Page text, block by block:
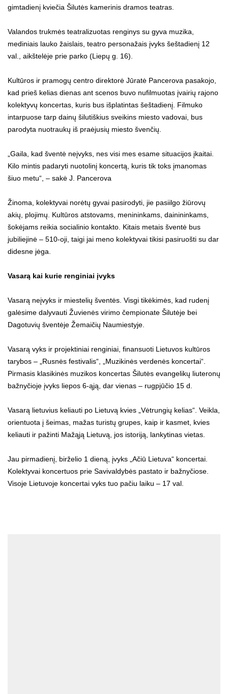
gimtadienį kviečia Šilutės kamerinis dramos teatras.
Valandos trukmės teatralizuotas renginys su gyva muzika,
mediniais lauko žaislais, teatro personažais įvyks šeštadienį 12
val., aikštelėje prie parko (Liepų g. 16).
Kultūros ir pramogų centro direktorė Jūratė Pancerova pasakojo,
kad prieš kelias dienas ant scenos buvo nufilmuotas įvairių rajono
kolektyvų koncertas, kuris bus išplatintas šeštadienį. Filmuko
intarpuose tarp dainų šilutiškius sveikins miesto vadovai, bus
parodyta nuotraukų iš praėjusių miesto švenčių.
„Gaila, kad šventė neįvyks, nes visi mes esame situacijos įkaitai.
Kilo mintis padaryti nuotolinį koncertą, kuris tik toks įmanomas
šiuo metu“, – sakė J. Pancerova
Žinoma, kolektyvai norėtų gyvai pasirodyti, jie pasiilgo žiūrovų
akių, plojimų. Kultūros atstovams, menininkams, dainininkams,
šokėjams reikia socialinio kontakto. Kitais metais šventė bus
jubiliejinė – 510-oji, taigi jai meno kolektyvai tikisi pasiruošti su dar
didesne jėga.
Vasarą kai kurie renginiai įvyks
Vasarą neįvyks ir miestelių šventės. Visgi tikėkimės, kad rudenį
galėsime dalyvauti Žuvienės virimo čempionate Šilutėje bei
Dagotuvių šventėje Žemaičių Naumiestyje.
Vasarą vyks ir projektiniai renginiai, finansuoti Lietuvos kultūros
tarybos – „Rusnės festivalis“, „Muzikinės verdenės koncertai“.
Pirmasis klasikinės muzikos koncertas Šilutės evangelikų liuteronų
bažnyčioje įvyks liepos 6-ąją, dar vienas – rugpjūčio 15 d.
Vasarą lietuvius keliauti po Lietuvą kvies „Vėtrungių kelias“. Veikla,
orientuota į šeimas, mažas turistų grupes, kaip ir kasmet, kvies
keliauti ir pažinti Mažąją Lietuvą, jos istoriją, lankytinas vietas.
Jau pirmadienį, birželio 1 dieną, įvyks „Ačiū Lietuva“ koncertai.
Kolektyvai koncertuos prie Savivaldybės pastato ir bažnyčiose.
Visoje Lietuvoje koncertai vyks tuo pačiu laiku – 17 val.